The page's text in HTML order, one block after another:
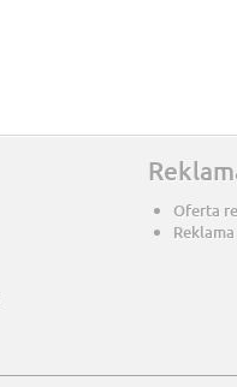
Oferta